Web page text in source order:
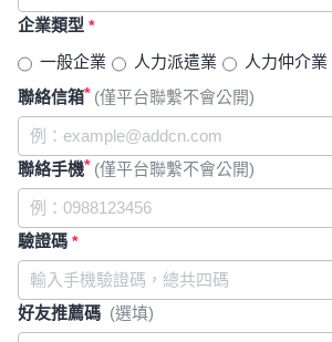
企業類型 *
一般企業 人力派遣業 人力仲介業
聯絡信箱* (僅平台聯繫不會公開)
聯絡手機* (僅平台聯繫不會公開)
驗證碼 *
好友推薦碼 (選填)